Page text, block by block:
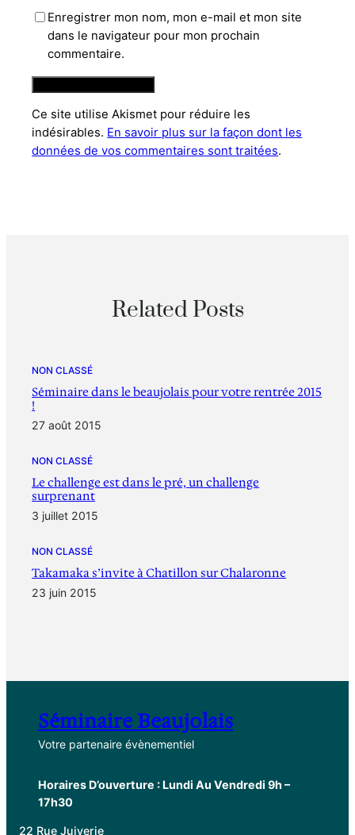
Enregistrer mon nom, mon e-mail et mon site
dans le navigateur pour mon prochain
commentaire.
Ce site utilise Akismet pour réduire les
indésirables. En savoir plus sur la façon dont les
données de vos commentaires sont traitées.
Related Posts
NON CLASSÉ
Séminaire dans le beaujolais pour votre rentrée 2015
!
27 août 2015
NON CLASSÉ
Le challenge est dans le pré, un challenge
surprenant
3 juillet 2015
NON CLASSÉ
Takamaka s’invite à Chatillon sur Chalaronne
23 juin 2015
Séminaire Beaujolais
Votre partenaire évènementiel
Horaires D’ouverture : Lundi Au Vendredi 9h –
17h30
22 Rue Juiverie